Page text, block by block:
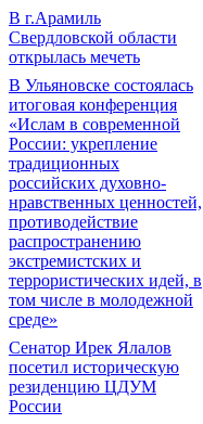
В г.Арамиль
Свердловской области
открылась мечеть
В Ульяновске состоялась
итоговая конференция
«Ислам в современной
России: укрепление
традиционных
российских духовно-
нравственных ценностей,
противодействие
распространению
экстремистских и
террористических идей, в
том числе в молодежной
среде»
Сенатор Ирек Ялалов
посетил историческую
резиденцию ЦДУМ
России